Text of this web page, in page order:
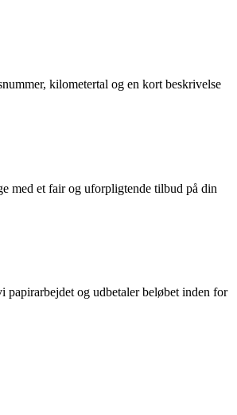
kilometertal og en kort beskrivelse
med et fair og uforpligtende tilbud på din
papirarbejdet og udbetaler beløbet inden for